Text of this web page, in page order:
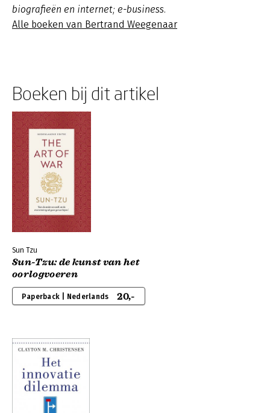
biografieën en internet; e-business.
Alle boeken van Bertrand Weegenaar
Boeken bij dit artikel
Sun Tzu
Sun-Tzu: de kunst van het
oorlogvoeren
Paperback | Nederlands 20,-